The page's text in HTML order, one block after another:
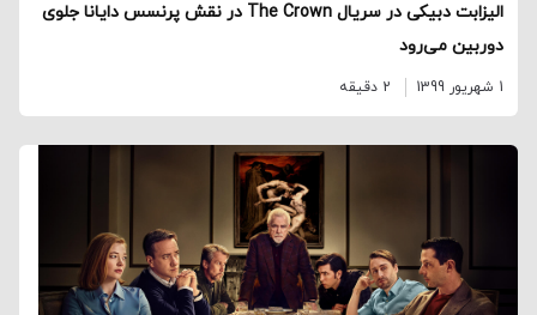
الیزابت دبیکی در سریال The Crown در نقش پرنسس دایانا جلوی
دوربین می‌رود
1 شهریور 1399 2 دقیقه